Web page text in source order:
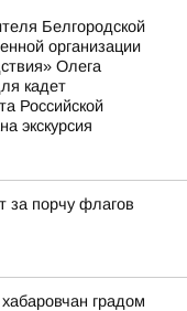
Белгородской
организации
Олега
кадет
Российской
экскурсия
за порчу флагов
градом